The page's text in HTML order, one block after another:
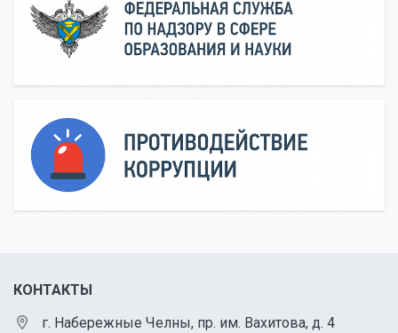
КОНТАКТЫ
г. Набережные Челны, пр. им. Вахитова, д. 4